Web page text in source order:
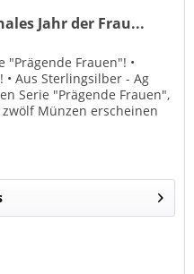
Jahr der Frau...
"Prägende Frauen"! •
• Aus Sterlingsilber - Ag
Serie "Prägende Frauen",
Münzen erscheinen